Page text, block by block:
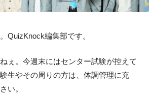
QuizKnock編集部です。
ぇ。今週末にはセンター試験が控えて
生やその周りの方は、体調管理に充
い。